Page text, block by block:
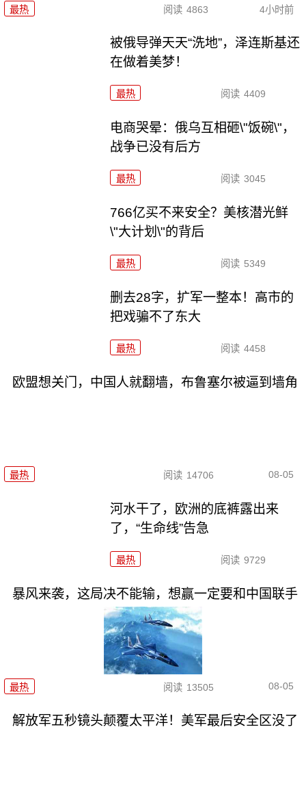
最热 阅读 4863 4小时前
被俄导弹天天“洗地”，泽连斯基还
在做着美梦！
最热 阅读 4409
电商哭晕：俄乌互相砸\"饭碗\"，
战争已没有后方
最热 阅读 3045
766亿买不来安全？美核潜光鲜
\"大计划\"的背后
最热 阅读 5349
删去28字，扩军一整本！高市的
把戏骗不了东大
最热 阅读 4458
欧盟想关门，中国人就翻墙，布鲁塞尔被逼到墙角
最热 阅读 14706 08-05
河水干了，欧洲的底裤露出来
了，“生命线”告急
最热 阅读 9729
暴风来袭，这局决不能输，想赢一定要和中国联手
最热 阅读 13505 08-05
解放军五秒镜头颠覆太平洋！美军最后安全区没了